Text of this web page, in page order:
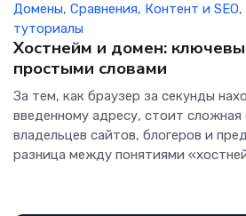
Домены, Сравнения, Контент и SEO,
туториалы
Хостнейм и домен:
простыми словами
За тем, как браузер за секунды
введенному адресу, стоит
владельцев сайтов, блогеров и
разница между понятиями